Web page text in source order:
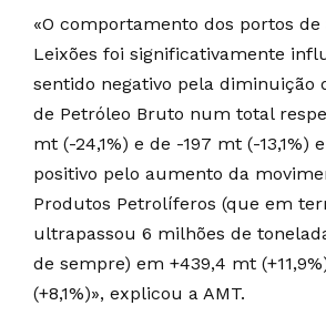
«O comportamento dos portos de
Leixões foi significativamente
sentido negativo pela diminuição
de Petróleo Bruto num total
mt (-24,1%) e de -197 mt (-13,1%)
positivo pelo aumento da
Produtos Petrolíferos (que em
ultrapassou 6 milhões de
de sempre) em +439,4 mt
(+8,1%)», explicou a AMT.